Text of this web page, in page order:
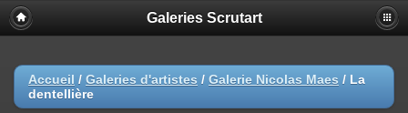
Galeries Scrutart
Accueil / Galeries d'artistes / Galerie Nicolas Maes / La
dentellière